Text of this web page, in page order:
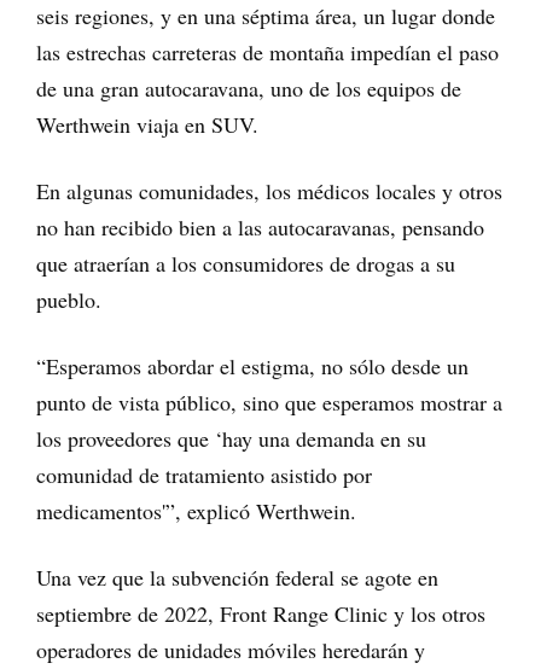
seis regiones, y en una séptima área, un lugar donde
las estrechas carreteras de montaña impedían el paso
de una gran autocaravana, uno de los equipos de
Werthwein viaja en SUV.
En algunas comunidades, los médicos locales y otros
no han recibido bien a las autocaravanas, pensando
que atraerían a los consumidores de drogas a su
pueblo.
“Esperamos abordar el estigma, no sólo desde un
punto de vista público, sino que esperamos mostrar a
los proveedores que ‘hay una demanda en su
comunidad de tratamiento asistido por
medicamentos'”, explicó Werthwein.
Una vez que la subvención federal se agote en
septiembre de 2022, Front Range Clinic y los otros
operadores de unidades móviles heredarán y